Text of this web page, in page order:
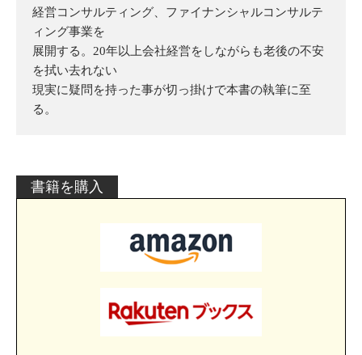
経営コンサルティング、ファイナンシャルコンサルテ
ィング事業を
展開する。20年以上会社経営をしながらも老後の不安
を拭い去れない
現実に疑問を持った事が切っ掛けで本書の執筆に至
る。
書籍を購入